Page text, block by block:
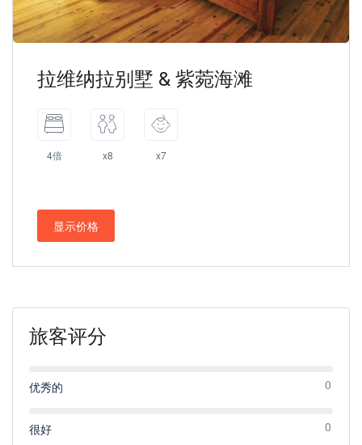
拉维纳拉别墅 & 紫菀海滩
4倍 x8 x7
显示价格
旅客评分
优秀的 0
很好 0